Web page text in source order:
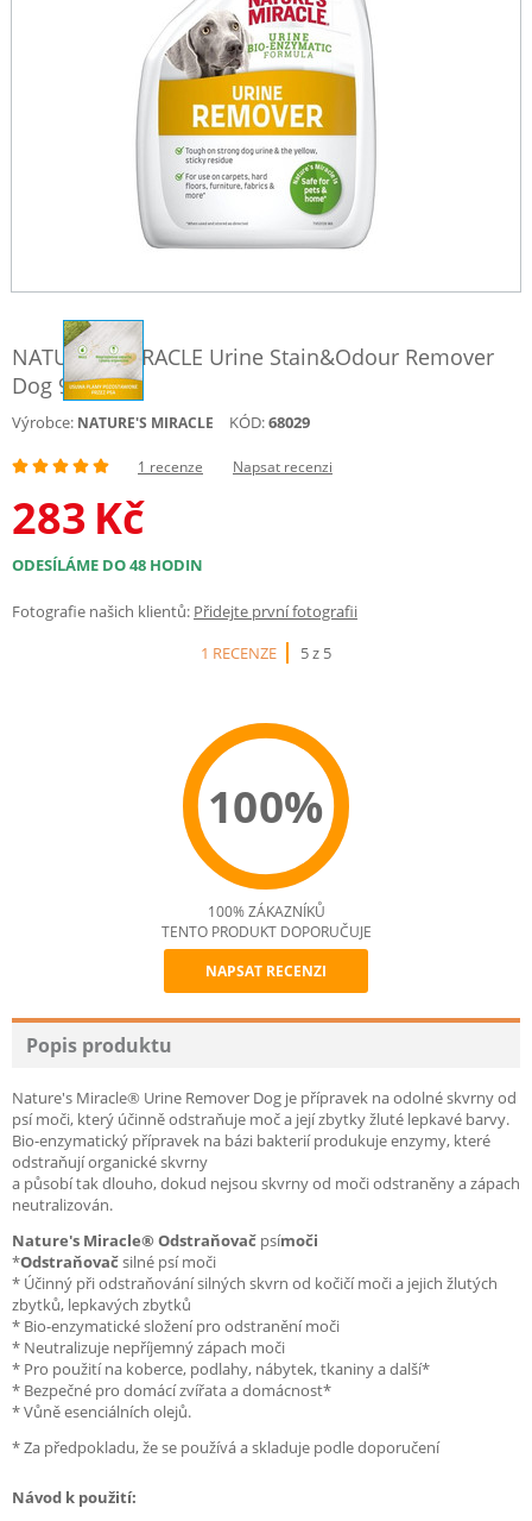
NATURE'S MIRACLE Urine Stain&Odour Remover
Dog 946 ml
Výrobce: NATURE'S MIRACLE KÓD:68029
1 recenze Napsat recenzi
283 Kč
ODESÍLÁME DO 48 HODIN
Fotografie našich klientů: Přidejte první fotografii
1 RECENZE
5 z 5
100%
Recommend
100% ZÁKAZNÍKŮ
TENTO PRODUKT DOPORUČUJE
NAPSAT RECENZI
Popis produktu
Nature's Miracle® Urine Remover Dog je přípravek na odolné skvrny od
psí moči, který účinně odstraňuje moč a její zbytky žluté lepkavé barvy.
Bio-enzymatický přípravek na bázi bakterií produkuje enzymy, které
odstraňují organické skvrny
a působí tak dlouho, dokud nejsou skvrny od moči odstraněny a zápach
neutralizován.
Nature's Miracle® Odstraňovač psímoči
*Odstraňovačsilné psí moči
* Účinný při odstraňování silných skvrn od kočičí moči a jejich žlutých
zbytků, lepkavých zbytků
* Bio-enzymatické složení pro odstranění moči
* Neutralizuje nepříjemný zápach moči
* Pro použití na koberce, podlahy, nábytek, tkaniny a další*
* Bezpečné pro domácí zvířata a domácnost*
* Vůně esenciálních olejů.
* Za předpokladu, že se používá a skladuje podle doporučení
Návod k použití: